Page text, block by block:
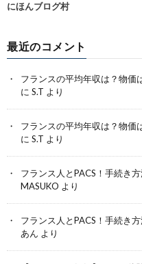
にほんブログ村
最近のコメント
フランスの平均年収は？物価
に S.T より
フランスの平均年収は？物価
に S.T より
フランス人とPACS！手続き
MASUKO より
フランス人とPACS！手続き
あん より